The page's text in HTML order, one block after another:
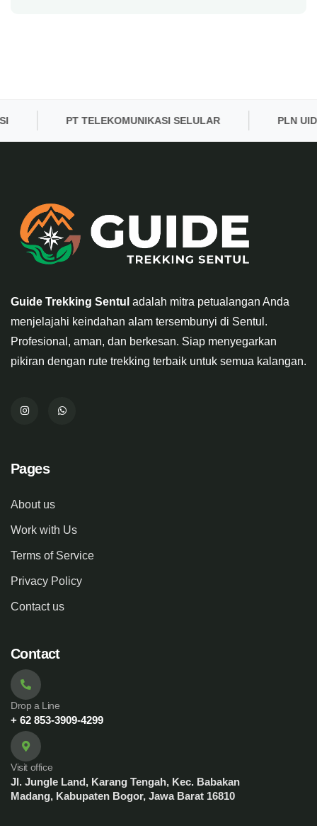
PT TELEKOMUNIKASI SELULAR PLN UID
Guide Trekking Sentul adalah mitra petualangan Anda
menjelajahi keindahan alam tersembunyi di Sentul.
Profesional, aman, dan berkesan. Siap menyegarkan
pikiran dengan rute trekking terbaik untuk semua kalangan.
Pages
About us
Work with Us
Terms of Service
Privacy Policy
Contact us
Contact
Drop a Line
+ 62 853-3909-4299
Visit office
Jl. Jungle Land, Karang Tengah, Kec. Babakan
Madang, Kabupaten Bogor, Jawa Barat 16810